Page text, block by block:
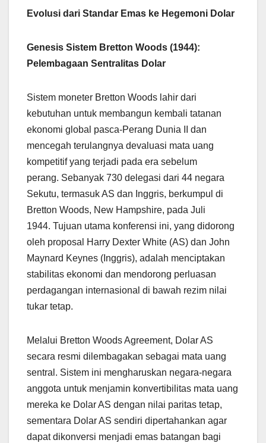
Evolusi dari Standar Emas ke Hegemoni Dolar
Genesis Sistem Bretton Woods (1944):
Pelembagaan Sentralitas Dolar
Sistem moneter Bretton Woods lahir dari
kebutuhan untuk membangun kembali tatanan
ekonomi global pasca-Perang Dunia II dan
mencegah terulangnya devaluasi mata uang
kompetitif yang terjadi pada era sebelum
perang. Sebanyak 730 delegasi dari 44 negara
Sekutu, termasuk AS dan Inggris, berkumpul di
Bretton Woods, New Hampshire, pada Juli
1944. Tujuan utama konferensi ini, yang didorong
oleh proposal Harry Dexter White (AS) dan John
Maynard Keynes (Inggris), adalah menciptakan
stabilitas ekonomi dan mendorong perluasan
perdagangan internasional di bawah rezim nilai
tukar tetap.
Melalui Bretton Woods Agreement, Dolar AS
secara resmi dilembagakan sebagai mata uang
sentral. Sistem ini mengharuskan negara-negara
anggota untuk menjamin konvertibilitas mata uang
mereka ke Dolar AS dengan nilai paritas tetap,
sementara Dolar AS sendiri dipertahankan agar
dapat dikonversi menjadi emas batangan bagi